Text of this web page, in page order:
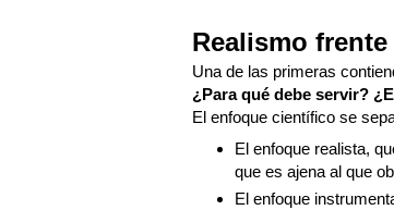
Realismo
Una de las primeras
¿Para qué debe servir?
El enfoque científico se
El enfoque realista,
que es ajena al que
El enfoque